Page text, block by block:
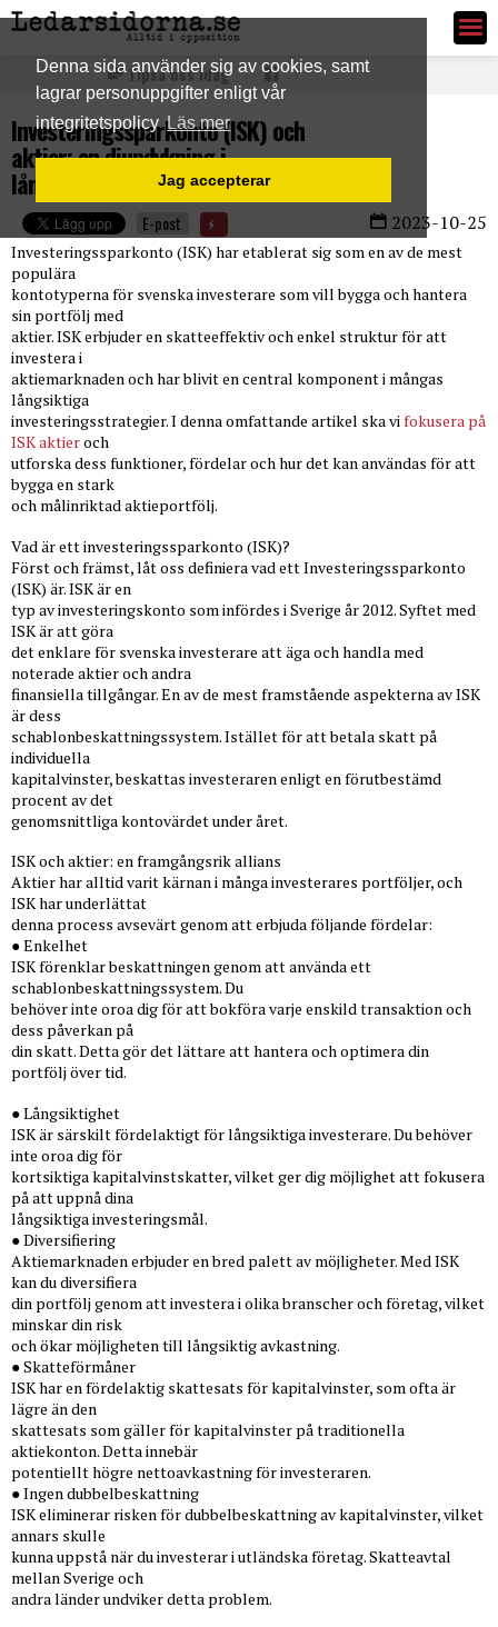
Denna sida använder sig av cookies, samt
lagrar personuppgifter enligt vår
integritetspolicyLäs mer
Jag accepterar
Ledarsidorna.se
Tipsa oss idag
Investeringssparkonto (ISK) och
aktier: en djupdykning i
långsiktiga investeringar
2023-10-25
E-post
Investeringssparkonto (ISK) har etablerat sig som en av de mest
populära
kontotyperna för svenska investerare som vill bygga och hantera
sin portfölj med
aktier. ISK erbjuder en skatteeffektiv och enkel struktur för att
investera i
aktiemarknaden och har blivit en central komponent i mångas
långsiktiga
investeringsstrategier. I denna omfattande artikel ska vifokusera på
ISK aktieroch
utforska dess funktioner, fördelar och hur det kan användas för att
bygga en stark
och målinriktad aktieportfölj.
Vad är ett investeringssparkonto (ISK)?
Först och främst, låt oss definiera vad ett Investeringssparkonto
(ISK) är. ISK är en
typ av investeringskonto som infördes i Sverige år 2012. Syftet med
ISK är att göra
det enklare för svenska investerare att äga och handla med
noterade aktier och andra
finansiella tillgångar. En av de mest framstående aspekterna av ISK
är dess
schablonbeskattningssystem. Istället för att betala skatt på
individuella
kapitalvinster, beskattas investeraren enligt en förutbestämd
procent av det
genomsnittliga kontovärdet under året.
ISK och aktier: en framgångsrik allians
Aktier har alltid varit kärnan i många investerares portföljer, och
ISK har underlättat
denna process avsevärt genom att erbjuda följande fördelar:
● Enkelhet
ISK förenklar beskattningen genom att använda ett
schablonbeskattningssystem. Du
behöver inte oroa dig för att bokföra varje enskild transaktion och
dess påverkan på
din skatt. Detta gör det lättare att hantera och optimera din
portfölj över tid.
● Långsiktighet
ISK är särskilt fördelaktigt för långsiktiga investerare. Du behöver
inte oroa dig för
kortsiktiga kapitalvinstskatter, vilket ger dig möjlighet att fokusera
på att uppnå dina
långsiktiga investeringsmål.
● Diversifiering
Aktiemarknaden erbjuder en bred palett av möjligheter. Med ISK
kan du diversifiera
din portfölj genom att investera i olika branscher och företag, vilket
minskar din risk
och ökar möjligheten till långsiktig avkastning.
● Skatteförmåner
ISK har en fördelaktig skattesats för kapitalvinster, som ofta är
lägre än den
skattesats som gäller för kapitalvinster på traditionella
aktiekonton. Detta innebär
potentiellt högre nettoavkastning för investeraren.
● Ingen dubbelbeskattning
ISK eliminerar risken för dubbelbeskattning av kapitalvinster, vilket
annars skulle
kunna uppstå när du investerar i utländska företag. Skatteavtal
mellan Sverige och
andra länder undviker detta problem.